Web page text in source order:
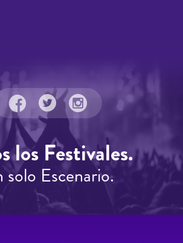
los Festivales.
solo Escenario.